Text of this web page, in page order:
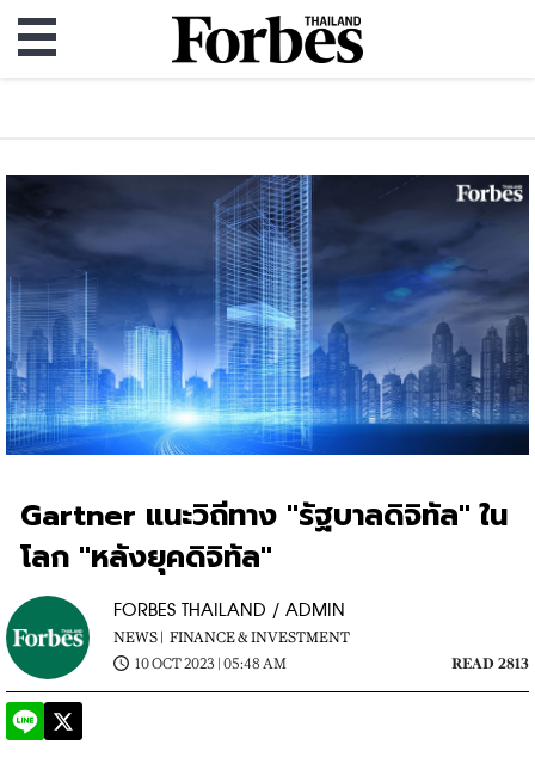
Gartner แนะวิถีทาง "รัฐบาลดิจิทัล" ใน
โลก "หลังยุคดิจิทัล"
FORBES THAILAND / ADMIN
NEWS | FINANCE & INVESTMENT
10 OCT 2023 | 05:48 AM
READ 2813